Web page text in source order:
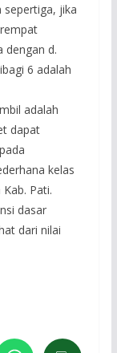
sepertiga, jika
dengan d.
6 adalah
adalah
dapat
kelas
Pati.
dasar
dari nilai